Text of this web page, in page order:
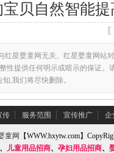
宝贝自然智能提
星婴童网无关。红星婴童网站
性提供任何明示或暗示的保证。
,我们将尽快删除。
传 ┆ 服务范围 ┆ 宣传推广 ┆ 企
童网
【WWW.hxytw.com】
、 儿童用品招商、 孕妇用品招商、